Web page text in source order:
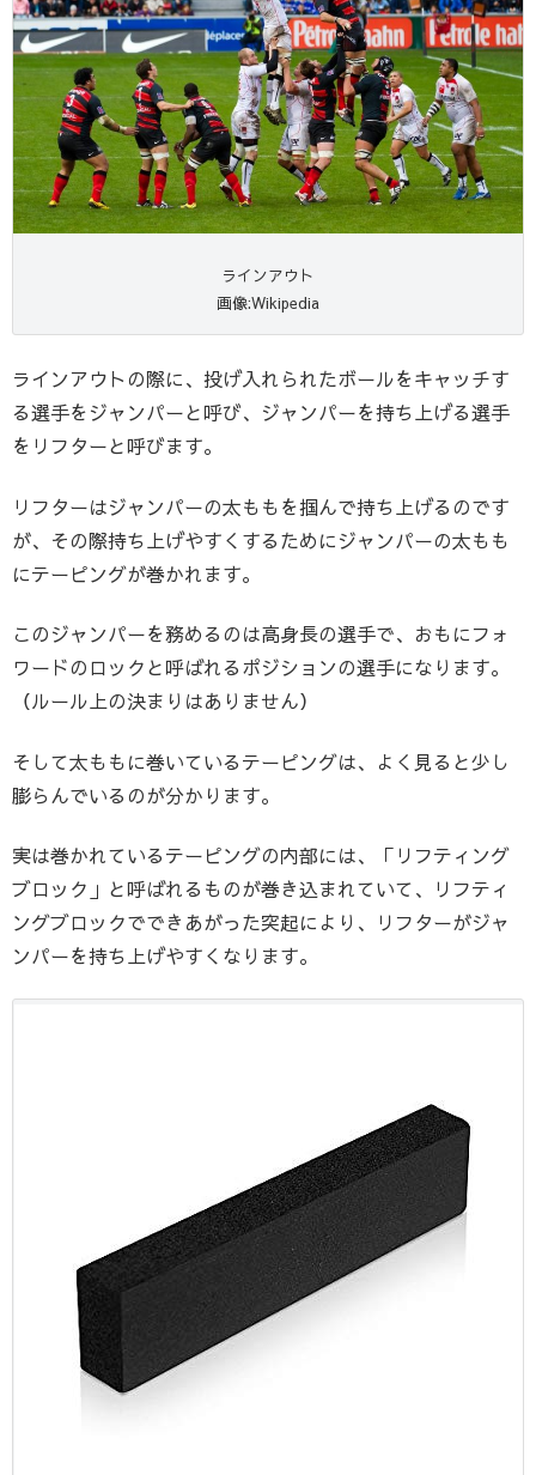
ラインアウト
画像:Wikipedia
ラインアウトの際に、投げ入れられたボールをキャッチす
る選手をジャンパーと呼び、ジャンパーを持ち上げる選手
をリフターと呼びます。
リフターはジャンパーの太ももを掴んで持ち上げるのです
が、その際持ち上げやすくするためにジャンパーの太もも
にテーピングが巻かれます。
このジャンパーを務めるのは高身長の選手で、おもにフォ
ワードのロックと呼ばれるポジションの選手になります。
（ルール上の決まりはありません）
そして太ももに巻いているテーピングは、よく見ると少し
膨らんでいるのが分かります。
実は巻かれているテーピングの内部には、「リフティング
ブロック」と呼ばれるものが巻き込まれていて、リフティ
ングブロックでできあがった突起により、リフターがジャ
ンパーを持ち上げやすくなります。